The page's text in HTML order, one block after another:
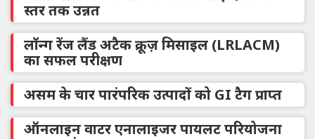
स्तर तक उन्नत
लॉन्ग रेंज लैंड अटैक क्रूज़ मिसाइल (LRLACM)
का सफल परीक्षण
असम के चार पारंपरिक उत्पादों को GI टैग प्राप्त
ऑनलाइन वाटर एनालाइजर पायलट परियोजना